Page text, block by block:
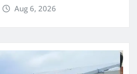
Aug 6, 2026